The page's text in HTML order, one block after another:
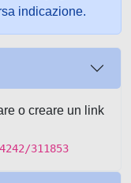
indicazione.
o creare un link
311853